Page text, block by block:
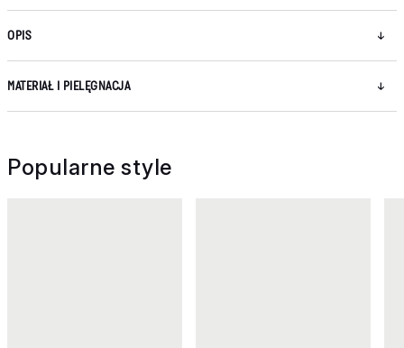
OPIS
MATERIAŁ I PIELĘGNACJA
Popularne style